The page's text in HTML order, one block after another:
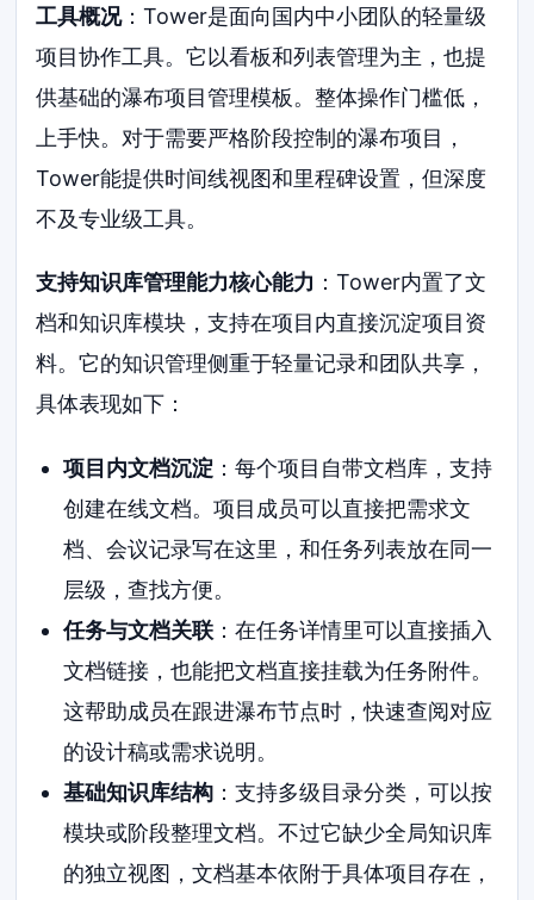
工具概况：Tower是面向国内中小团队的轻量级
项目协作工具。它以看板和列表管理为主，也提
供基础的瀑布项目管理模板。整体操作门槛低，
上手快。对于需要严格阶段控制的瀑布项目，
Tower能提供时间线视图和里程碑设置，但深度
不及专业级工具。
支持知识库管理能力核心能力 ：Tower内置了文
档和知识库模块，支持在项目内直接沉淀项目资
料。它的知识管理侧重于轻量记录和团队共享，
具体表现如下：
项目内文档沉淀：每个项目自带文档库，支持
创建在线文档。项目成员可以直接把需求文
档、会议记录写在这里，和任务列表放在同一
层级，查找方便。
任务与文档关联：在任务详情里可以直接插入
文档链接，也能把文档直接挂载为任务附件。
这帮助成员在跟进瀑布节点时，快速查阅对应
的设计稿或需求说明。
基础知识库结构：支持多级目录分类，可以按
模块或阶段整理文档。不过它缺少全局知识库
的独立视图，文档基本依附于具体项目存在，